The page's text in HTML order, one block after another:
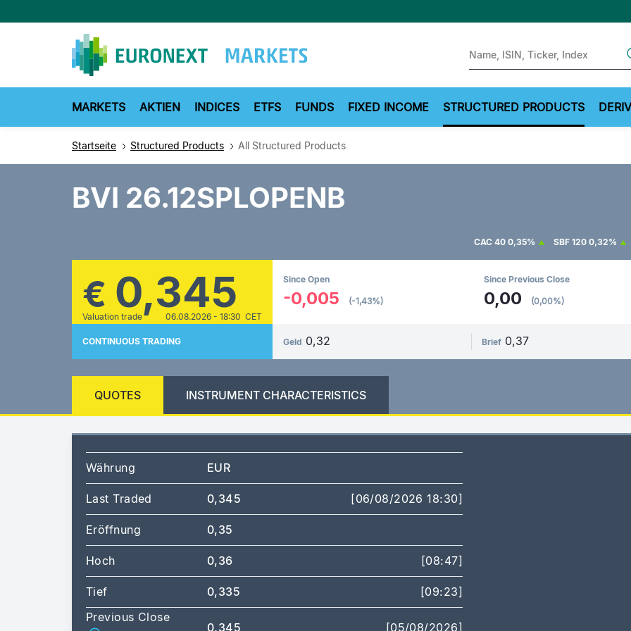
zum
MARKETS AKTIEN INDICES ETFS FUNDS FIXED INCOME STRUCTURED PRODUCTS
Startseite Structured Products All Structured Products
BVI 26.12SPLOPENB
CAC 40 0,35% SBF 120 0,32%
€ 0,345
Valuation trade 06.08.2026 - 18:30 CET
CONTINUOUS TRADING
Since Open
-0,005 (-1,43%)
Since Previous Close
0,00 (0,00%)
Geld 0,32 Brief 0,37
QUOTES INSTRUMENT CHARACTERISTICS
Währung EUR
Last Traded 0,345 [06/08/2026 18:30]
Eröffnung 0,35
Hoch 0,36 [08:47]
Tief 0,335
[09:23]
Previous Close
0,345 [05/08/2026]